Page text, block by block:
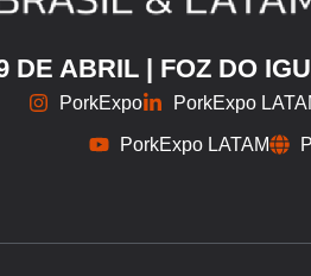
DE ABRIL | FOZ DO
PorkExpo PorkExpo
PorkExpo LATAM